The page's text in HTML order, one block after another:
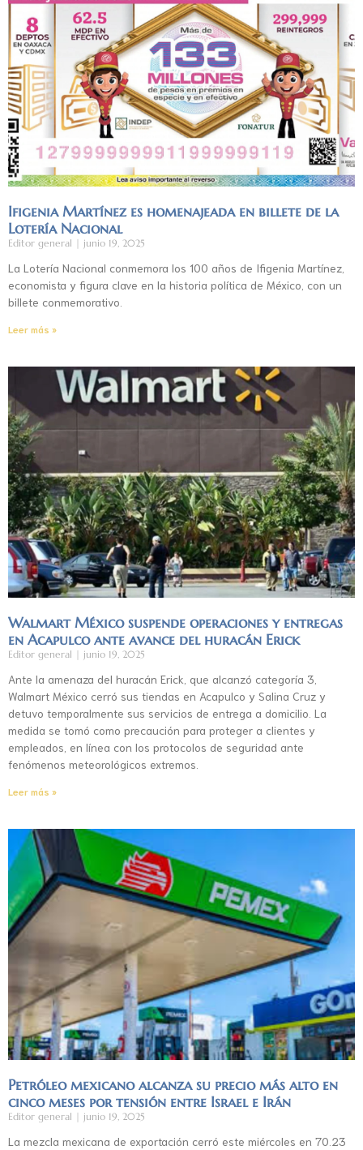
Ifigenia Martínez es homenajeada en billete de la
Lotería Nacional
Editor general junio 19, 2025
La Lotería Nacional conmemora los 100 años de Ifigenia Martínez,
economista y figura clave en la historia política de México, con un
billete conmemorativo.
Leer más »
Walmart México suspende operaciones y entregas
en Acapulco ante avance del huracán Erick
Editor general junio 19, 2025
Ante la amenaza del huracán Erick, que alcanzó categoría 3,
Walmart México cerró sus tiendas en Acapulco y Salina Cruz y
detuvo temporalmente sus servicios de entrega a domicilio. La
medida se tomó como precaución para proteger a clientes y
empleados, en línea con los protocolos de seguridad ante
fenómenos meteorológicos extremos.
Leer más »
Petróleo mexicano alcanza su precio más alto en
cinco meses por tensión entre Israel e Irán
Editor general junio 19, 2025
La mezcla mexicana de exportación cerró este miércoles en 70.23